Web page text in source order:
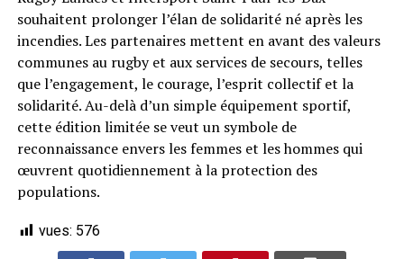
souhaitent prolonger l’élan de solidarité né après les
incendies. Les partenaires mettent en avant des valeurs
communes au rugby et aux services de secours, telles
que l’engagement, le courage, l’esprit collectif et la
solidarité. Au-delà d’un simple équipement sportif,
cette édition limitée se veut un symbole de
reconnaissance envers les femmes et les hommes qui
œuvrent quotidiennement à la protection des
populations.
vues: 576